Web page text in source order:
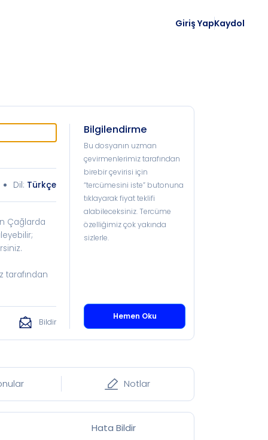
Giriş YapKaydol
Dil: Türkçe
Çağlarda
tarafından
Bildir
Bilgilendirme
Bu dosyanın uzman
çevirmenlerimiz tarafından
birebir çevirisi için
“tercümesini iste” butonuna
tıklayarak fiyat teklifi
alabileceksiniz. Tercüme
özelliğimiz çok yakında
sizlerle.
Hemen Oku
Notlar
Hata Bildir